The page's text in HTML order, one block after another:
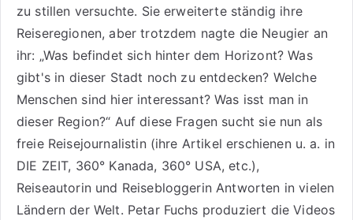
zu stillen versuchte. Sie erweiterte ständig ihre
Reiseregionen, aber trotzdem nagte die Neugier an
ihr: „Was befindet sich hinter dem Horizont? Was
gibt's in dieser Stadt noch zu entdecken? Welche
Menschen sind hier interessant? Was isst man in
dieser Region?“ Auf diese Fragen sucht sie nun als
freie Reisejournalistin (ihre Artikel erschienen u. a. in
DIE ZEIT, 360° Kanada, 360° USA, etc.),
Reiseautorinund Reisebloggerin Antworten in vielen
Ländern der Welt. Petar Fuchs produziert die Videos